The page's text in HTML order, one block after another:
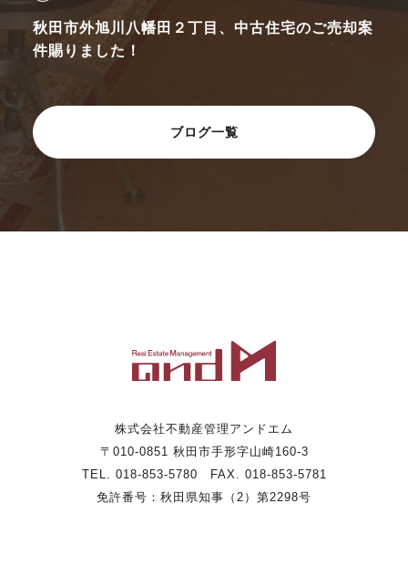
秋田市外旭川八幡田２丁目、中古住宅のご売却案
件賜りました！
ブログ一覧
株式会社不動産管理アンドエム
〒010-0851 秋田市手形字山崎160-3
TEL. 018-853-5780 FAX. 018-853-5781
免許番号：秋田県知事（2）第2298号